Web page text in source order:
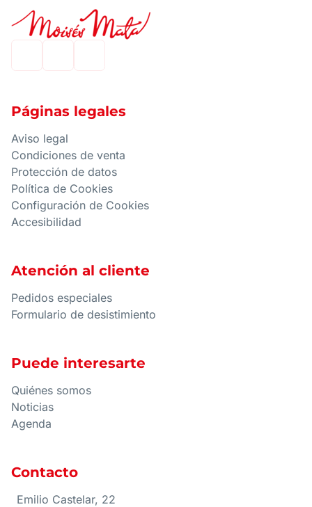
Páginas legales
Aviso legal
Condiciones de venta
Protección de datos
Política de Cookies
Configuración de Cookies
Accesibilidad
Atención al cliente
Pedidos especiales
Formulario de desistimiento
Puede interesarte
Quiénes somos
Noticias
Agenda
Contacto
Emilio Castelar, 22